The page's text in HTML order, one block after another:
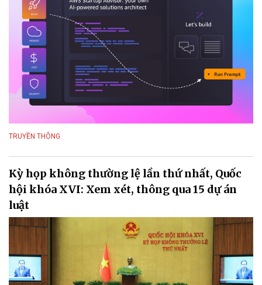
TRUYỀN THÔNG
Kỳ họp không thường lệ lần thứ nhất, Quốc
hội khóa XVI: Xem xét, thông qua 15 dự án
luật